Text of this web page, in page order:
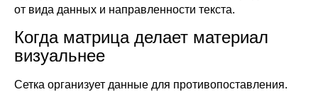
от вида данных и направленности текста.
Когда матрица делает материал
визуальнее
Сетка организует данные для противопоставления.